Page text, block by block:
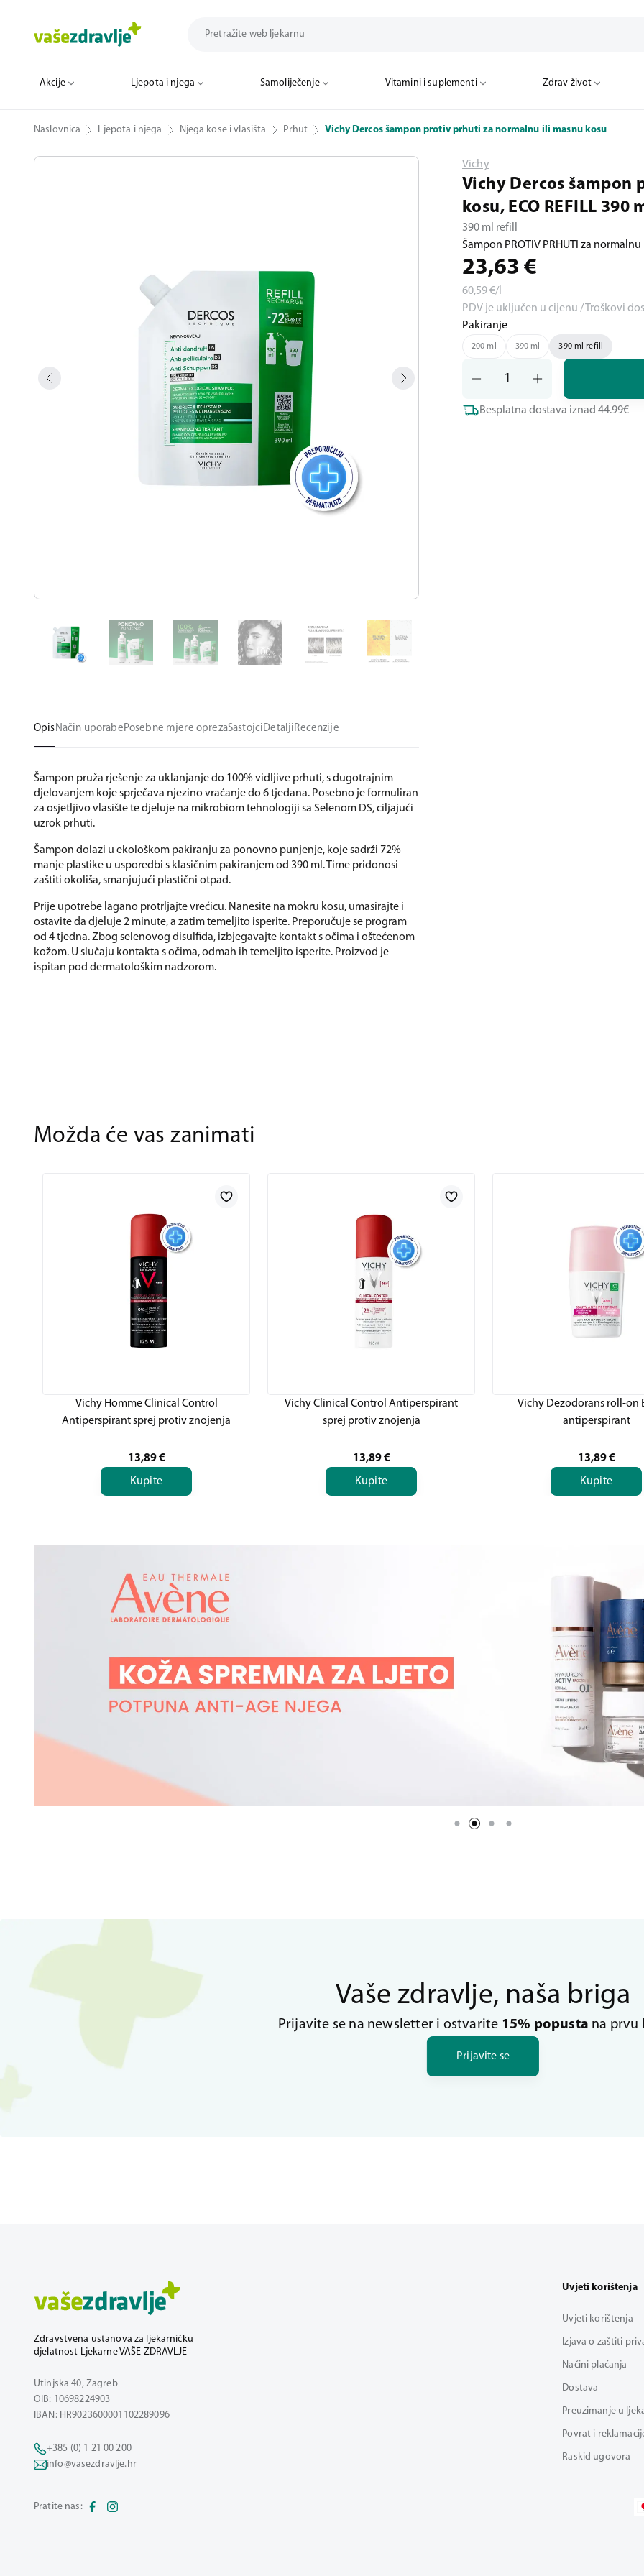
Akcije Ljepota i njega Samoliječenje Vitamini i suplementi Zdrav život
Naslovnica Ljepota i njega Njega kose i vlasišta Prhut Vichy Dercos šampon protiv prhuti za normalnu ili masnu kosu
OpisNačin uporabePosebne mjere oprezaSastojciDetaljiRecenzije
Šampon pruža rješenje za uklanjanje do 100% vidljive prhuti, s dugotrajnim
djelovanjem koje sprječava njezino vraćanje do 6 tjedana. Posebno je formuliran
za osjetljivo vlasište te djeluje na mikrobiom tehnologiji sa Selenom DS, ciljajući
uzrok prhuti.
Šampon dolazi u ekološkom pakiranju za ponovno punjenje, koje sadrži 72%
manje plastike u usporedbi s klasičnim pakiranjem od 390 ml. Time pridonosi
zaštiti okoliša, smanjujući plastični otpad.
Prije upotrebe lagano protrljajte vrećicu. Nanesite na mokru kosu, umasirajte i
ostavite da djeluje 2 minute, a zatim temeljito isperite. Preporučuje se program
od 4 tjedna. Zbog selenovog disulfida, izbjegavajte kontakt s očima i oštećenom
kožom. U slučaju kontakta s očima, odmah ih temeljito isperite. Proizvod je
ispitan pod dermatološkim nadzorom.
Vichy
Vichy Dercos
kosu, ECO REFILL 390
390 ml refill
Šampon PROTIV PRHUTI za
23,63 €
60,59€/l
PDV je uključen u cijenu / Troškovi
Pakiranje
200 ml 390 ml 390 ml refill
Besplatna dostava iznad 44.99€
Možda će vas zanimati
Vichy Homme Clinical Control
Antiperspirant sprej protiv znojenja
13,89 €
Kupite
Vichy Clinical Control Antiperspirant
sprej protiv znojenja
13,89 €
Kupite
Vichy Dezodorans roll-on
antiperspirant
13,89 €
Kupite
Vaše zdravlje, naša briga
Prijavite se na newsletter i ostvarite 15% popusta na prvu
Prijavite se
Zdravstvena ustanova za ljekarničku
djelatnost Ljekarne VAŠE ZDRAVLJE
Utinjska 40, Zagreb
OIB: 10698224903
IBAN: HR9023600001102289096
+385 (0) 1 21 00 200
info@vasezdravlje.hr
Uvjeti korištenja
Uvjeti korištenja
Izjava o zaštiti
Načini plaćanja
Dostava
Preuzimanje u
Povrat i
Raskid ugovora
Pratite nas: